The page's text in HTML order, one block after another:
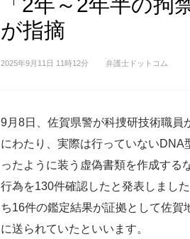
が指摘
2025年9月11日 11時12分 弁護士ドットコム
9月8日、佐賀県警が科捜研技術職員
にわたり、実際は行っていないDNA
ったように装う虚偽書類を作成する
行為を130件確認したと発表しまし
ち16件の鑑定結果が証拠として佐賀
に送られていたといいます。